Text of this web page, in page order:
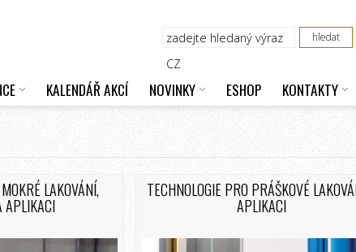
CZ
KALENDÁŘ AKCÍ NOVINKY ESHOP KONTAKTY
LAKOVÁNÍ,
APLIKACI
TECHNOLOGIE PRO PRÁŠKOVÉ
APLIKACI